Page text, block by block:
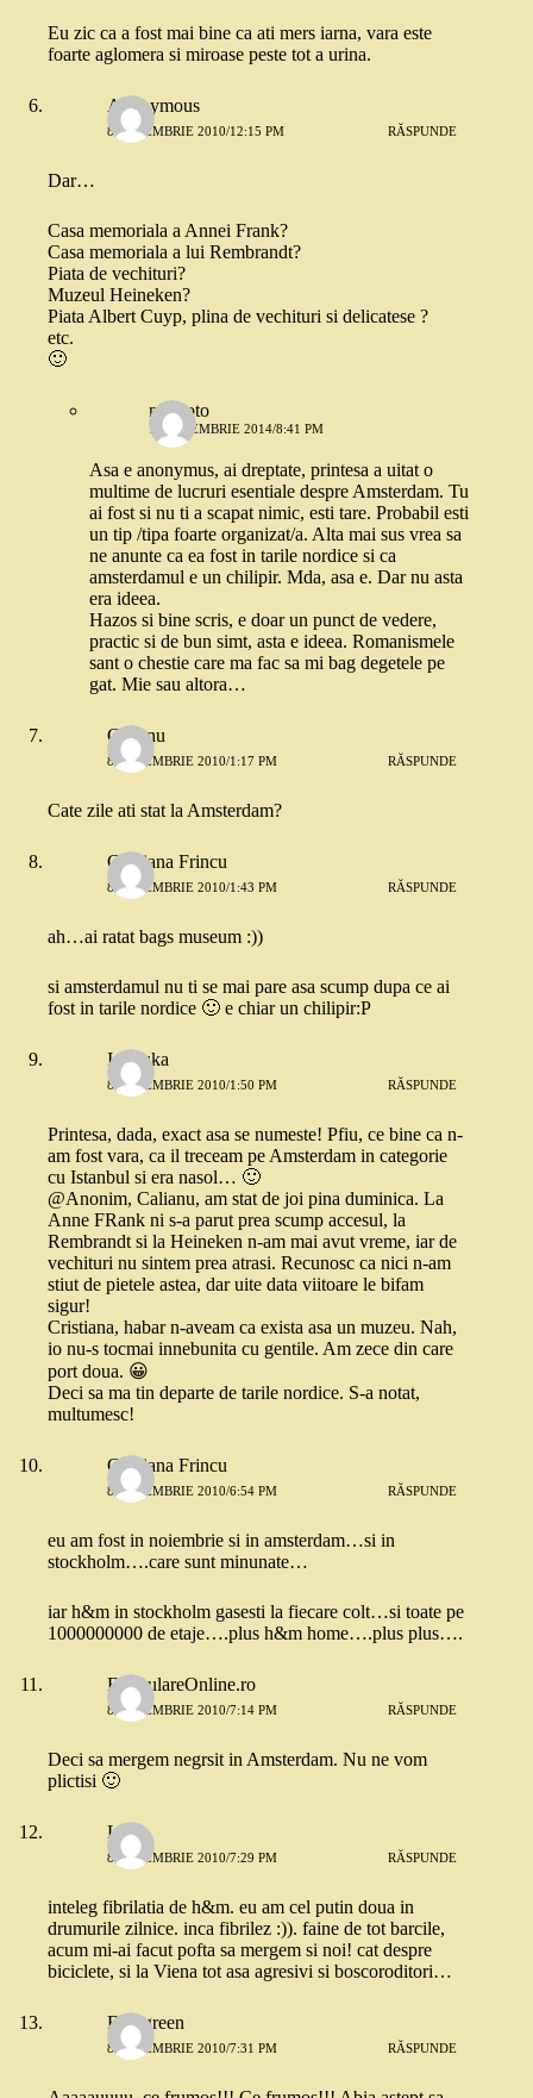
Eu zic ca a fost mai bine ca ati mers iarna, vara este
foarte aglomera si miroase peste tot a urina.
Anonymous
8 DECEMBRIE 2010/12:15 PM RĂSPUNDE
Dar…
Casa memoriala a Annei Frank?
Casa memoriala a lui Rembrandt?
Piata de vechituri?
Muzeul Heineken?
Piata Albert Cuyp, plina de vechituri si delicatese ?
etc.
🙂
nizmoto
15 NOIEMBRIE 2014/8:41 PM
Asa e anonymus, ai dreptate, printesa a uitat o
multime de lucruri esentiale despre Amsterdam. Tu
ai fost si nu ti a scapat nimic, esti tare. Probabil esti
un tip /tipa foarte organizat/a. Alta mai sus vrea sa
ne anunte ca ea fost in tarile nordice si ca
amsterdamul e un chilipir. Mda, asa e. Dar nu asta
era ideea.
Hazos si bine scris, e doar un punct de vedere,
practic si de bun simt, asta e ideea. Romanismele
sant o chestie care ma fac sa mi bag degetele pe
gat. Mie sau altora…
Calianu
8 DECEMBRIE 2010/1:17 PM RĂSPUNDE
Cate zile ati stat la Amsterdam?
Cristiana Frincu
8 DECEMBRIE 2010/1:43 PM RĂSPUNDE
ah…ai ratat bags museum :))
si amsterdamul nu ti se mai pare asa scump dupa ce ai
fost in tarile nordice 🙂 e chiar un chilipir:P
Ionouka
8 DECEMBRIE 2010/1:50 PM RĂSPUNDE
Printesa, dada, exact asa se numeste! Pfiu, ce bine ca n-
am fost vara, ca il treceam pe Amsterdam in categorie
cu Istanbul si era nasol… 🙂
@Anonim, Calianu, am stat de joi pina duminica. La
Anne FRank ni s-a parut prea scump accesul, la
Rembrandt si la Heineken n-am mai avut vreme, iar de
vechituri nu sintem prea atrasi. Recunosc ca nici n-am
stiut de pietele astea, dar uite data viitoare le bifam
sigur!
Cristiana, habar n-aveam ca exista asa un muzeu. Nah,
io nu-s tocmai innebunita cu gentile. Am zece din care
port doua. 😀
Deci sa ma tin departe de tarile nordice. S-a notat,
multumesc!
Cristiana Frincu
8 DECEMBRIE 2010/6:54 PM RĂSPUNDE
eu am fost in noiembrie si in amsterdam…si in
stockholm….care sunt minunate…
iar h&m in stockholm gasesti la fiecare colt…si toate pe
1000000000 de etaje….plus h&m home….plus plus….
FormulareOnline.ro
8 DECEMBRIE 2010/7:14 PM RĂSPUNDE
Deci sa mergem negrsit in Amsterdam. Nu ne vom
plictisi 🙂
Lara
8 DECEMBRIE 2010/7:29 PM RĂSPUNDE
inteleg fibrilatia de h&m. eu am cel putin doua in
drumurile zilnice. inca fibrilez :)). faine de tot barcile,
acum mi-ai facut pofta sa mergem si noi! cat despre
biciclete, si la Viena tot asa agresivi si boscoroditori…
Evergreen
8 DECEMBRIE 2010/7:31 PM RĂSPUNDE